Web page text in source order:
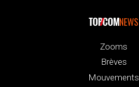
NEWS
Zooms
Brèves
Mouvements